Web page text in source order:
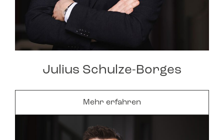
Julius Schulze-Borges
Mehr erfahren